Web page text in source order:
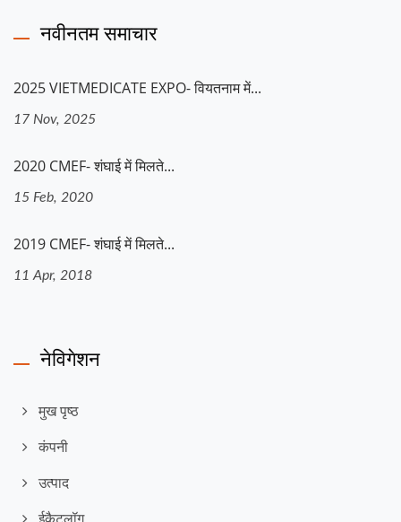
नवीनतम समाचार
2025 VIETMEDICATE EXPO- वियतनाम में...
17 Nov, 2025
2020 CMEF- शंघाई में मिलते...
15 Feb, 2020
2019 CMEF- शंघाई में मिलते...
11 Apr, 2018
नेविगेशन
मुख पृष्ठ
कंपनी
उत्पाद
ईकैटलॉग